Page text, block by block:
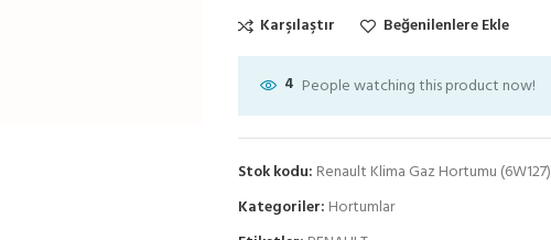
Karşılaştır Beğenilenlere Ekle
4 People watching this product now!
Stok kodu: Renault Klima Gaz Hortumu (6W127)
Kategoriler: Hortumlar